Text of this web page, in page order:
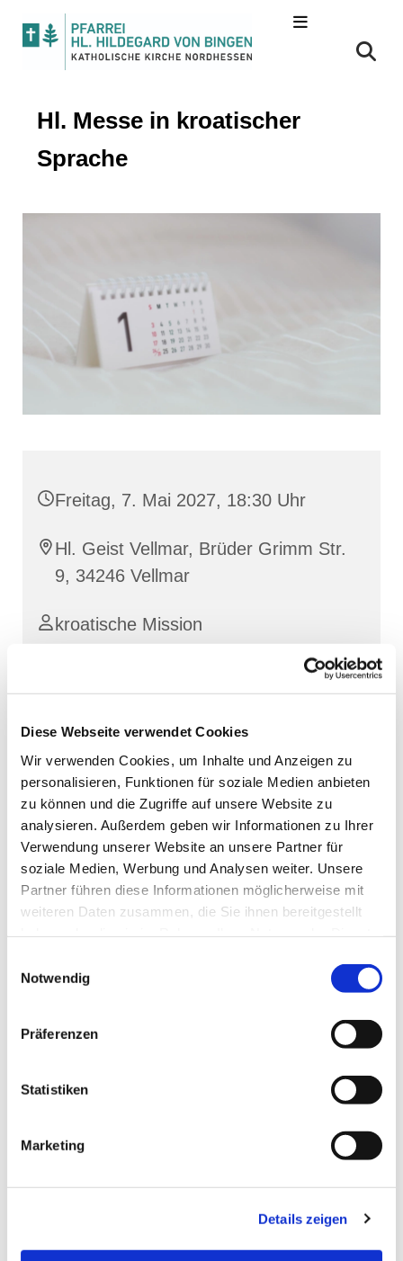
Diese Webseite verwendet Cookies
Wir verwenden Cookies, um Inhalte und Anzeigen zu
personalisieren, Funktionen für soziale Medien anbieten
zu können und die Zugriffe auf unsere Website zu
analysieren. Außerdem geben wir Informationen zu Ihrer
Verwendung unserer Website an unsere Partner für
soziale Medien, Werbung und Analysen weiter. Unsere
Partner führen diese Informationen möglicherweise mit
weiteren Daten zusammen, die Sie ihnen bereitgestellt
Notwendig
Präferenzen
Statistiken
Marketing
Details zeigen
Hl. Messe in kroatischer
Sprache
Freitag, 7. Mai 2027, 18:30 Uhr
Hl. Geist Vellmar, Brüder Grimm Str.
9, 34246 Vellmar
kroatische Mission
Dies könnte Sie auch